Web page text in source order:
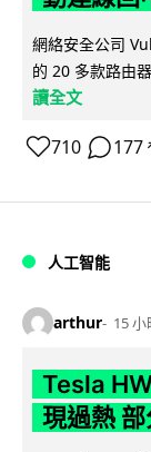
網絡安全公司
的 20 多款路由
讀全文
710 177
人工智能
arthur 15 小
Tesla
現過熱